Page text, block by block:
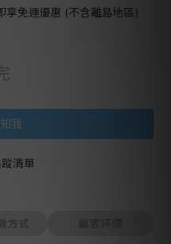
免運優惠 (不含離島地區)
我
清單